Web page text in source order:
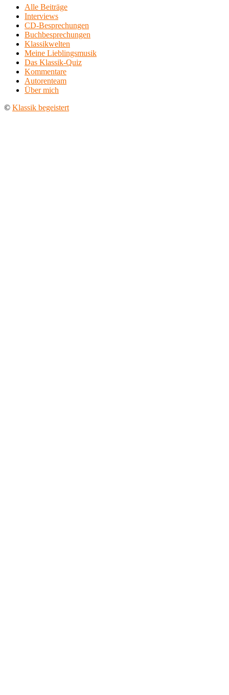
Alle Beiträge
Interviews
CD-Besprechungen
Buchbesprechungen
Klassikwelten
Meine Lieblingsmusik
Das Klassik-Quiz
Kommentare
Autorenteam
Über mich
© Klassik begeistert